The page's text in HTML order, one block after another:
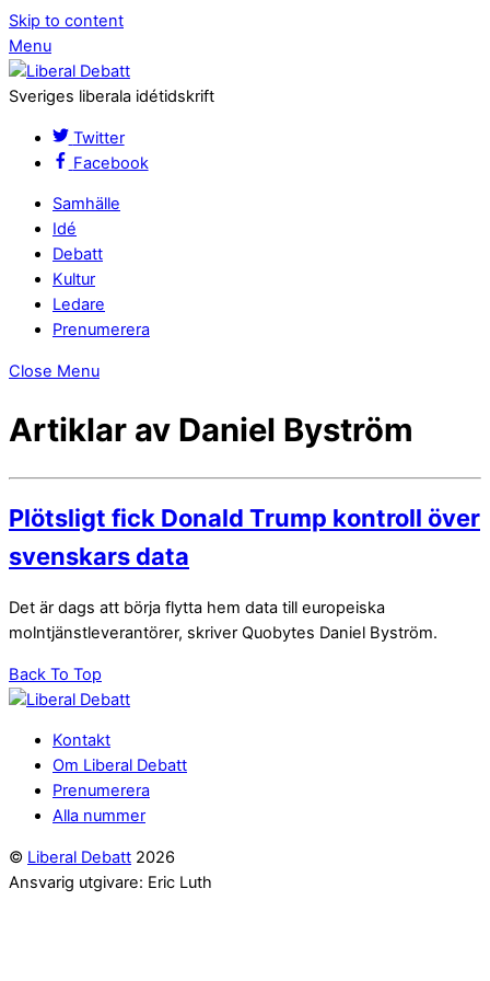
Skip to content
Menu
Sveriges liberala idétidskrift
Twitter
Facebook
Samhälle
Idé
Debatt
Kultur
Ledare
Prenumerera
Close Menu
Artiklar av Daniel Byström
Plötsligt fick Donald Trump kontroll över
svenskars data
Det är dags att börja flytta hem data till europeiska
molntjänstleverantörer, skriver Quobytes Daniel Byström.
Back To Top
Kontakt
Om Liberal Debatt
Prenumerera
Alla nummer
© Liberal Debatt 2026
Ansvarig utgivare: Eric Luth